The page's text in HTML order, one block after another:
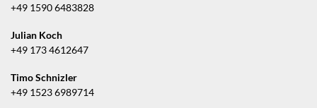
+49 1590 6483828
Julian Koch
+49 173 4612647
Timo Schnizler
+49 1523 6989714